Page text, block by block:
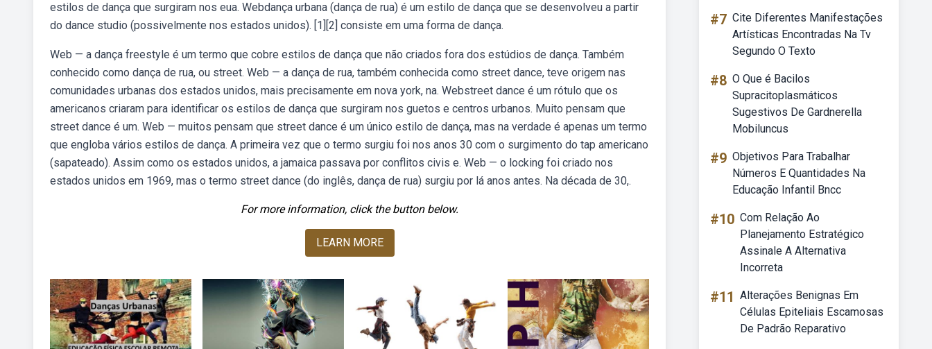
estilos de dança que surgiram nos eua. Webdança urbana (dança de rua) é um estilo de dança que se desenvolveu a partir
do dance studio (possivelmente nos estados unidos). [1][2] consiste em uma forma de dança.
Web — a dança freestyle é um termo que cobre estilos de dança que não criados fora dos estúdios de dança. Também
conhecido como dança de rua, ou street. Web — a dança de rua, também conhecida como street dance, teve origem nas
comunidades urbanas dos estados unidos, mais precisamente em nova york, na. Webstreet dance é um rótulo que os
americanos criaram para identificar os estilos de dança que surgiram nos guetos e centros urbanos. Muito pensam que
street dance é um. Web — muitos pensam que street dance é um único estilo de dança, mas na verdade é apenas um termo
que engloba vários estilos de dança. A primeira vez que o termo surgiu foi nos anos 30 com o surgimento do tap americano
(sapateado). Assim como os estados unidos, a jamaica passava por conflitos civis e. Web — o locking foi criado nos
estados unidos em 1969, mas o termo street dance (do inglês, dança de rua) surgiu por lá anos antes. Na década de 30,.
For more information, click the button below.
LEARN MORE
#7 Cite Diferentes Manifestações
Artísticas Encontradas Na Tv
Segundo O Texto
#8 O Que é Bacilos
Supracitoplasmáticos
Sugestivos De Gardnerella
Mobiluncus
#9 Objetivos Para Trabalhar
Números E Quantidades Na
Educação Infantil Bncc
#10 Com Relação Ao
Planejamento Estratégico
Assinale A Alternativa
Incorreta
#11 Alterações Benignas Em
Células Epiteliais Escamosas
De Padrão Reparativo